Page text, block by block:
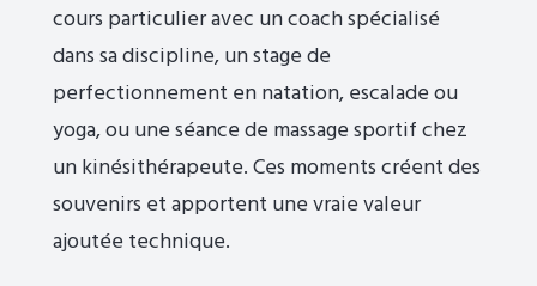
cours particulier avec un coach spécialisé
dans sa discipline, un stage de
perfectionnement en natation, escalade ou
yoga, ou une séance de massage sportif chez
un kinésithérapeute. Ces moments créent des
souvenirs et apportent une vraie valeur
ajoutée technique.